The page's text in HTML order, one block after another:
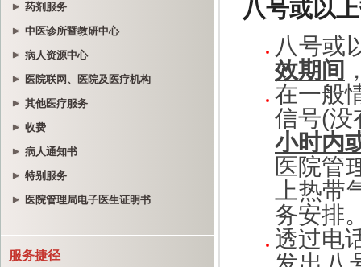
药剂服务
中医诊所暨教研中心
病人资源中心
医院联网、医院及医疗机构
其他医疗服务
收费
病人通知书
特别服务
医院管理局电子医生证明书
服务捷径